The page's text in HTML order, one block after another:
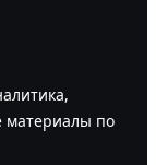
материалы по